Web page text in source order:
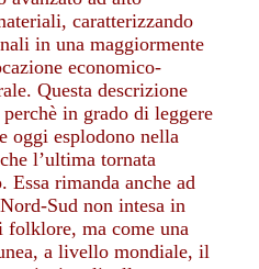
caratterizzando
in una maggiormente
economico-
Questa descrizione
in grado di leggere
oggi esplodono nella
l’ultima tornata
Essa rimanda anche ad
Sud non intesa in
folklore, ma come una
a livello mondiale, il